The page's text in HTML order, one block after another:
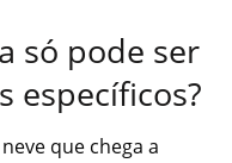
só pode ser
específicos?
que chega a